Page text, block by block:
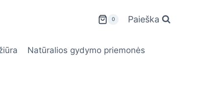
0 Paieška
Natūralios gydymo priemonės